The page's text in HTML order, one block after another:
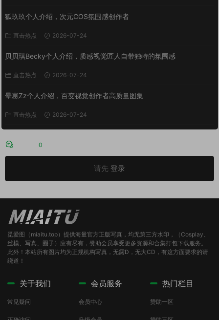
狐玖玖个人介绍，次元COS氛围感创作者
直击热点 2026-07-24
贝贝琪Becky个人介绍，质感视觉匠人自带独特的氛围感
直击热点 2026-07-24
晕崽Zz个人介绍，百变视觉创作者高质量图集
直击热点 2026-07-24
0
请先 登录
觅爱图（miaitu.top）提供海量官方正版写真，均无第三方水印，（Cosplay、
丝模、写真、圈子）应有尽有，赞助会员享受更多资源和合集打包下载服务。
此外！本站所有图片均为正规机构写真，无露D，无大CD，有这方面要求的请
绕道！
关于我们
常见疑问
会员服务
会员中心
热门栏目
赞助一区